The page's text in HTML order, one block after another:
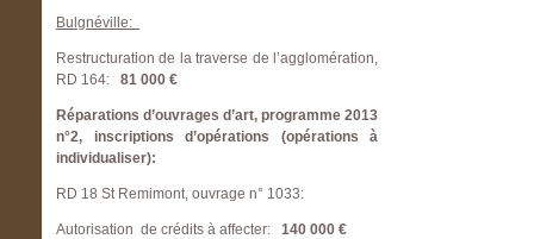
Bulgnéville:
Restructuration de la traverse de l’agglomération,
RD 164: 81 000 €
Réparations d’ouvrages d’art, programme 2013
n°2, inscriptions d’opérations (opérations à
individualiser):
RD 18 St Remimont, ouvrage n° 1033:
Autorisation de crédits à affecter: 140 000 €